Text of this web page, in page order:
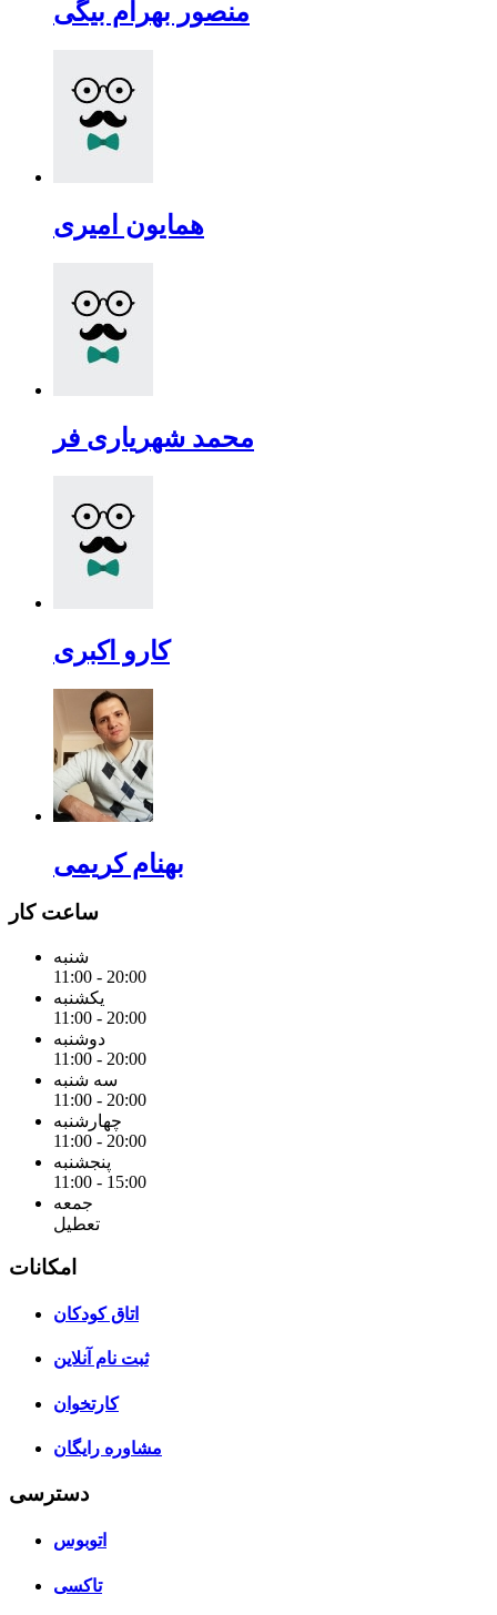
منصور بهرام بیگی
همایون امیری
محمد شهریاری فر
کارو اکبری
بهنام کریمی
ساعت کار
شنبه
11:00 - 20:00
یکشنبه
11:00 - 20:00
دوشنبه
11:00 - 20:00
سه شنبه
11:00 - 20:00
چهارشنبه
11:00 - 20:00
پنجشنبه
11:00 - 15:00
جمعه
تعطیل
امکانات
اتاق کودکان
ثبت نام آنلاین
کارتخوان
مشاوره رایگان
دسترسی
اتوبوس
تاکسی